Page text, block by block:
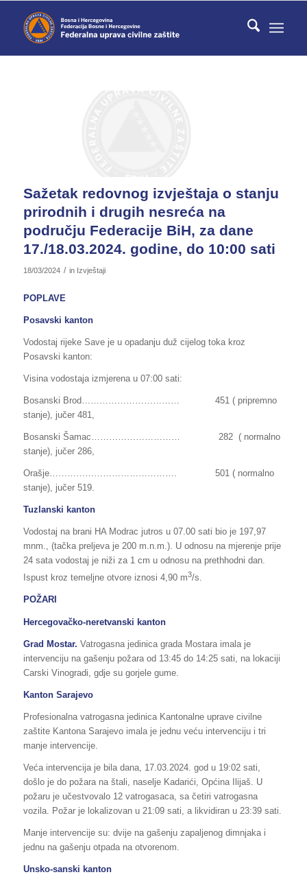
Sažetak redovnog izvještaja o stanju
prirodnih i drugih nesreća na
području Federacije BiH, za dane
17./18.03.2024. godine, do 10:00 sati
18/03/2024 / in Izvještaji
POPLAVE
Posavski kanton
Vodostaj rijeke Save je u opadanju duž cijelog toka kroz
Posavski kanton:
Visina vodostaja izmjerena u 07:00 sati:
Bosanski Brod…………………………… 451 ( pripremno
stanje), jučer 481,
Bosanski Šamac………………………… 282 ( normalno
stanje), jučer 286,
Orašje……………………………………. 501 ( normalno
stanje), jučer 519.
Tuzlanski kanton
Vodostaj na brani HA Modrac jutros u 07.00 sati bio je 197,97
mnm., (tačka preljeva je 200 m.n.m.). U odnosu na mjerenje prije
24 sata vodostaj je niži za 1 cm u odnosu na prethhodni dan.
Ispust kroz temeljne otvore iznosi 4,90 m3/s.
POŽARI
Hercegovačko-neretvanski kanton
Grad Mostar. Vatrogasna jedinica grada Mostara imala je
intervenciju na gašenju požara od 13:45 do 14:25 sati, na lokaciji
Carski Vinogradi, gdje su gorjele gume.
Kanton Sarajevo
Profesionalna vatrogasna jedinica Kantonalne uprave civilne
zaštite Kantona Sarajevo imala je jednu veću intervenciju i tri
manje intervencije.
Veća intervencija je bila dana, 17.03.2024. god u 19:02 sati,
došlo je do požara na štali, naselje Kadarići, Općina Ilijaš. U
požaru je učestvovalo 12 vatrogasaca, sa četiri vatrogasna
vozila. Požar je lokalizovan u 21:09 sati, a likvidiran u 23:39 sati.
Manje intervencije su: dvije na gašenju zapaljenog dimnjaka i
jednu na gašenju otpada na otvorenom.
Unsko-sanski kanton